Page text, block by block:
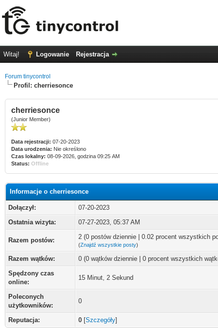
Witaj! Logowanie Rejestracja
Forum tinycontrol
Profil: cherriesonce
cherriesonce
(Junior Member)
Data rejestracji: 07-20-2023
Data urodzenia: Nie określono
Czas lokalny: 08-09-2026, godzina 09:25 AM
Status: Offline
Informacje o cherriesonce
Dołączył:
07-20-2023
Ostatnia wizyta:
07-27-2023, 05:37 AM
Razem postów: 2 (0 postów dziennie | 0.02 procent wszystkich
(Znajdź wszystkie posty)
Razem wątków:
0 (0 wątków dziennie | 0 procent wszystkich
Spędzony czas
online:
15 Minut, 2 Sekund
Poleconych
użytkowników:
0
Reputacja: 0 [Szczegóły]